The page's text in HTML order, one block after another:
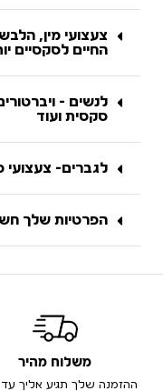
צעצועי מין,
החיים לסקסיים
לנשים -
סקסית ועוד
לגברים- צעצועי
הפרטיות שלך
משלוח מהיר